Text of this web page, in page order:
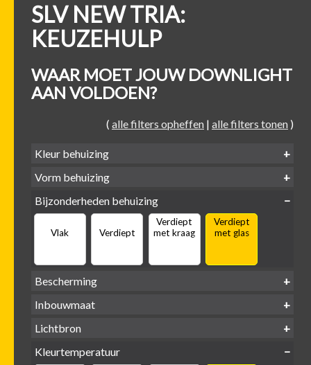
SLV NEW TRIA:
KEUZEHULP
WAAR MOET JOUW DOWNLIGHT
AAN VOLDOEN?
( alle filters opheffen | alle filters tonen )
Kleur behuizing
Zwart Wit
Vorm behuizing
Bijzonderheden behuizing
Vlak Verdiept
Verdiept
met kraag
Verdiept
met glas
Bescherming
IP65 water-
Inbouwmaat
Ø
Lichtbron
GU10
Kleurtemperatuur